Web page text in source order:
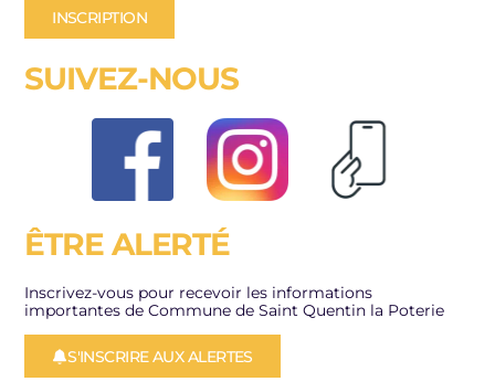
INSCRIPTION
SUIVEZ-NOUS
ÊTRE ALERTÉ
Inscrivez-vous pour recevoir les informations
importantes de Commune de Saint Quentin la Poterie
S'INSCRIRE AUX ALERTES